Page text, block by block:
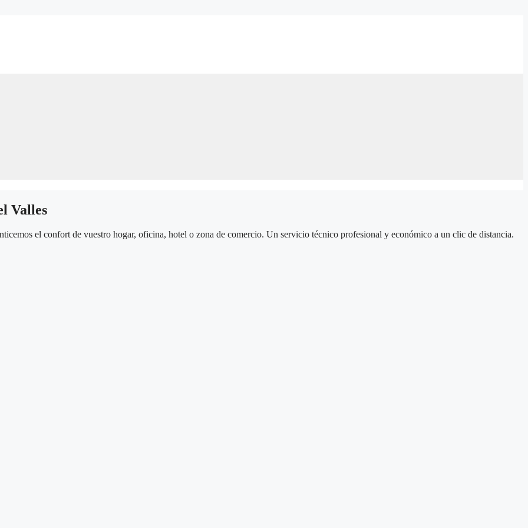
Valles
el confort de vuestro hogar, oficina, hotel o zona de comercio. Un servicio técnico profesional y económico a un clic de distancia.